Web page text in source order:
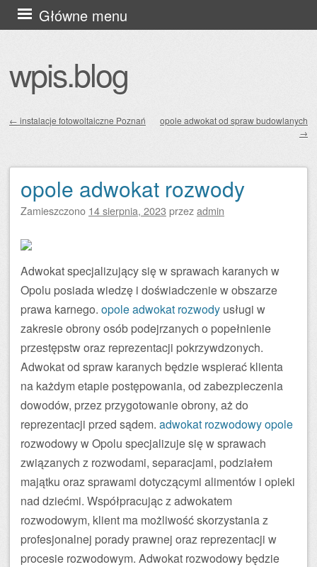
wpis.blog
Główne menu
Przejdź
do
← instalacje fotowoltaiczne Poznań
opole adwokat od spraw budowlanych
→
opole adwokat rozwody
Zamieszczono 14 sierpnia, 2023 przezadmin
Adwokat specjalizujący się w sprawach karanych w
Opolu posiada wiedzę i doświadczenie w obszarze
prawa karnego. opole adwokat rozwody usługi w
zakresie obrony osób podejrzanych o popełnienie
przestępstw oraz reprezentacji pokrzywdzonych.
Adwokat od spraw karanych będzie wspierać klienta
na każdym etapie postępowania, od zabezpieczenia
dowodów, przez przygotowanie obrony, aż do
reprezentacji przed sądem. adwokat rozwodowy opole
rozwodowy w Opolu specjalizuje się w sprawach
związanych z rozwodami, separacjami, podziałem
majątku oraz sprawami dotyczącymi alimentów i opieki
nad dziećmi. Współpracując z adwokatem
rozwodowym, klient ma możliwość skorzystania z
profesjonalnej porady prawnej oraz reprezentacji w
procesie rozwodowym. Adwokat rozwodowy będzie